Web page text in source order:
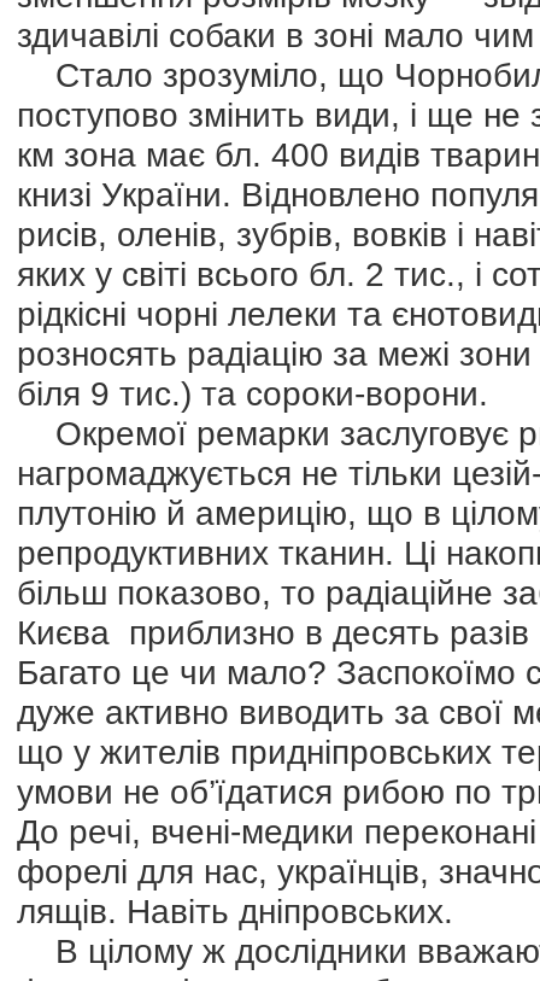
здичавілі собаки в зоні мало чим
Стало зрозуміло, що
поступово змінить види, і ще
км зона має бл. 400 видів
книзі України. Відновлено
рисів, оленів, зубрів, вовків і
яких у світі всього бл. 2 тис., і
рідкісні чорні лелеки та
розносять радіацію за межі
біля 9 тис.) та сороки-ворони.
Окремої ремарки заслуговує
нагромаджується не тільки
плутонію й америцію, що в
репродуктивних тканин. Ці
більш показово, то радіаційне
Києва приблизно в десять
Багато це чи мало? Заспокоїмо
дуже активно виводить за свої
що у жителів придніпровських
умови не об’їдатися рибою по
До речі, вчені-медики
форелі для нас, українців,
лящів. Навіть дніпровських.
В цілому ж дослідники